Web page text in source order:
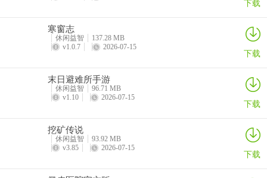
问：如何精准找到想要的商品？
答：可直接到页面上方搜索栏输入商品名字或关键词，就能快速显
问：能通过软件找婚庆店铺吗？
问：软件有婚纱摄影服务吗？
下载
寒窗志
休闲益智
137.28 MB
v1.0.7
2026-07-15 下载
末日避难所手游
休闲益智
96.71 MB
v1.10
2026-07-15 下载
挖矿传说
休闲益智
93.92 MB
v3.85
2026-07-15 下载